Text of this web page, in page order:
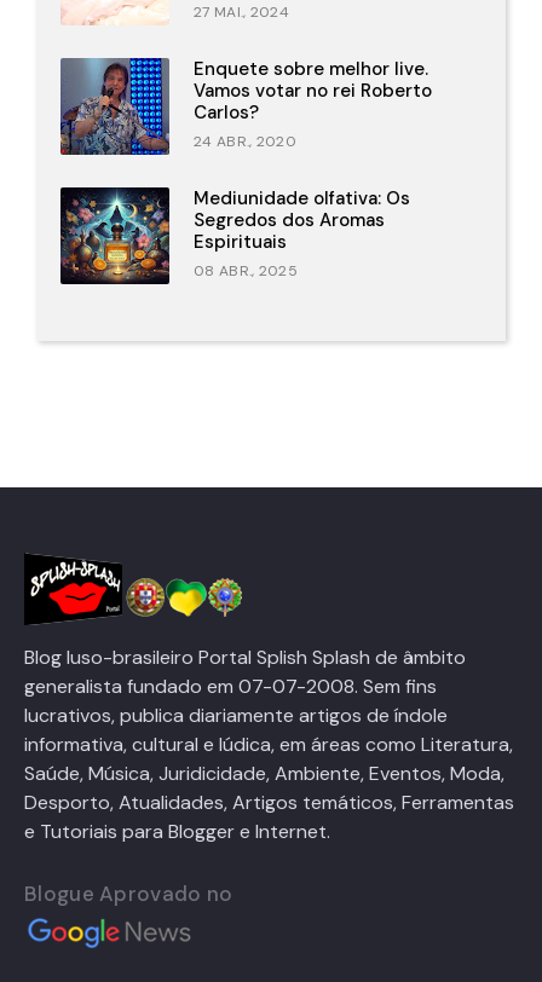
27 MAI., 2024
Enquete sobre melhor live.
Vamos votar no rei Roberto
Carlos?
24 ABR., 2020
Mediunidade olfativa: Os
Segredos dos Aromas
Espirituais
08 ABR., 2025
Blog luso-brasileiro Portal Splish Splash de âmbito
generalista fundado em 07-07-2008. Sem fins
lucrativos, publica diariamente artigos de índole
informativa, cultural e lúdica, em áreas como Literatura,
Saúde, Música, Juridicidade, Ambiente, Eventos, Moda,
Desporto, Atualidades, Artigos temáticos, Ferramentas
e Tutoriais para Blogger e Internet.
Blogue Aprovado no